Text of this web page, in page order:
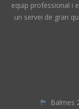
equip professional i
un servei de gran
Balmes